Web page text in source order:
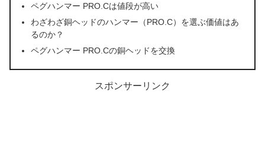
ペグハンマー PRO.Cは値段が高い
わざわざ銅ヘッドのハンマー（PRO.C）を選ぶ価値はあ
るのか？
ペグハンマー PRO.Cの銅ヘッドを交換
スポンサーリンク